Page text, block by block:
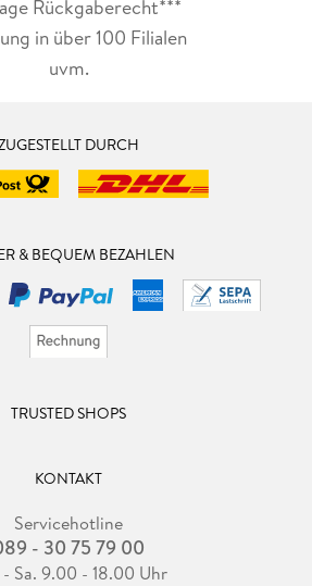
Rückgaberecht***
in über 100 Filialen
uvm.
DURCH
& BEQUEM BEZAHLEN
TRUSTED SHOPS
KONTAKT
Servicehotline
- 30 75 79 00
Sa. 9.00 - 18.00 Uhr